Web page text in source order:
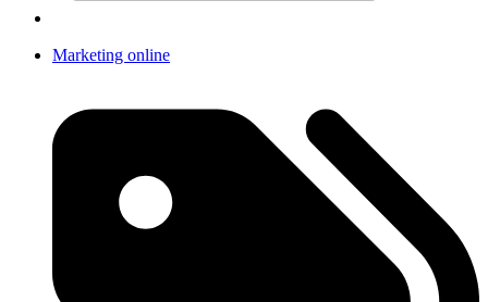
Marketing online